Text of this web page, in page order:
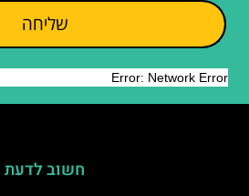
שליחה
חשוב לדעת